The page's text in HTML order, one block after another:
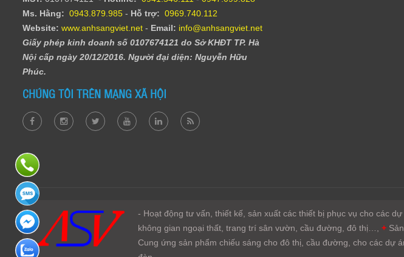
Ms. Hằng: 0943.879.985 - Hỗ trợ: 0969.740.112
Website: www.anhsangviet.net - Email: info@anhsangviet.net
Giấy phép kinh doanh số 0107674121 do Sở KHĐT TP. Hà
Nội cấp ngày 20/12/2016. Người đại diện: Nguyễn Hữu
Phúc.
CHÚNG TÔI TRÊN MẠNG XÃ HỘI
- Hoạt động tư vấn, thiết kế, sản xuất các thiết bị phục vụ cho các
không gian ngoại thất, trang trí sân vườn, cầu đường, đô thị…, +
Cung ứng sản phẩm chiếu sáng cho đô thị, cầu đường, cho các dự